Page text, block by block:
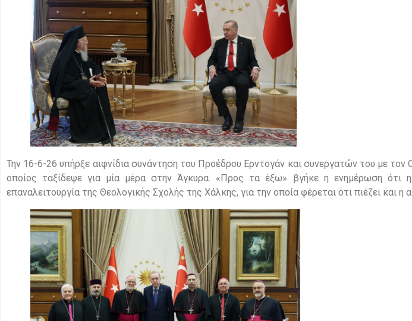
Την 16-6-26 υπήρξε αιφνίδια συνάντηση του Προέδρου Ερντογάν και συνεργατών του με τον
οποίος ταξίδεψε για μία μέρα στην Άγκυρα. «Προς τα έξω» βγήκε η ενημέρωση ότι
επαναλειτουργία της Θεολογικής Σχολής της Χάλκης, για την οποία φέρεται ότι πιέζει και η